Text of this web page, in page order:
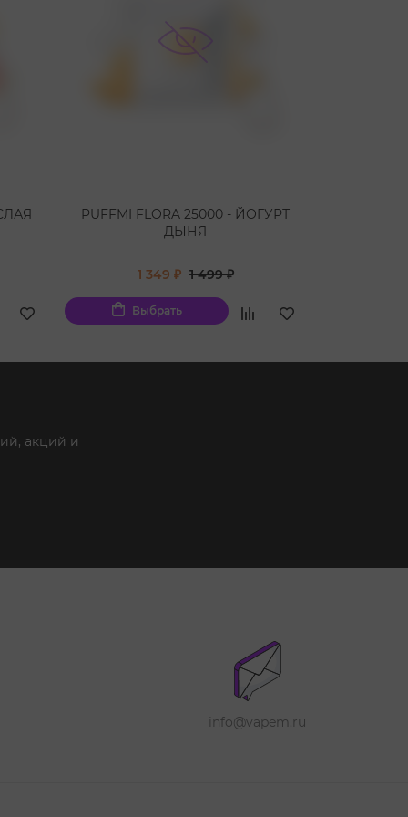
PUFFMI FLORA 25000 - ЙОГУРТ
ДЫНЯ
1 349 ₽ 1 499 ₽
Выбрать
акций и
info@vapem.ru